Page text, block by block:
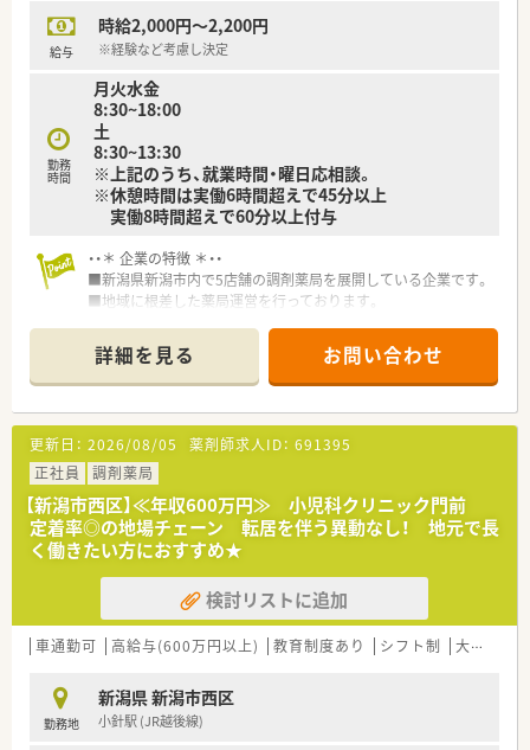
給与
時給2,000円～2,200円
※経験など考慮し決定
勤務
時間
月火水金
8:30~18:00
土
8:30~13:30
※上記のうち、就業時間・曜日応相談。
※休憩時間は実働6時間超えで45分以上
実働8時間超えで60分以上付与
・・＊ 企業の特徴 ＊・・
■新潟県新潟市内で5店舗の調剤薬局を展開している企業です。
■地域に根差した薬局運営を行っております。
詳細を見る お問い合わせ
更新日： 2026/08/05 薬剤師求人ID： 691395
正社員
調剤薬局
【新潟市西区】≪年収600万円≫ 小児科クリニック門前
定着率◎の地場チェーン 転居を伴う異動なし！ 地元で長
く働きたい方におすすめ★
検討リストに追加
車通勤可 高給与(600万円以上) 教育制度あり シフト制 大手チェーン以外
勤務地
新潟県 新潟市西区
小針駅 (JR越後線)